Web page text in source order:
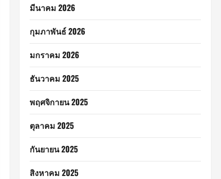
มีนาคม 2026
กุมภาพันธ์ 2026
มกราคม 2026
ธันวาคม 2025
พฤศจิกายน 2025
ตุลาคม 2025
กันยายน 2025
สิงหาคม 2025